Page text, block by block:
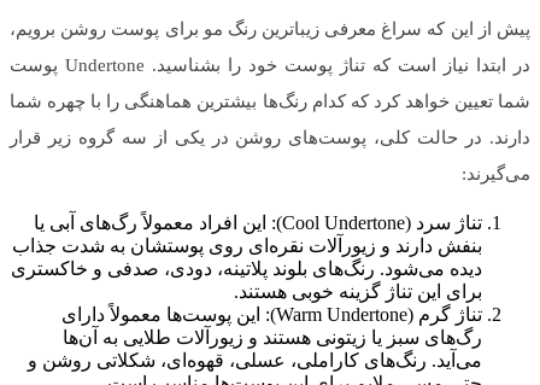
پیش از این که سراغ معرفی زیباترین رنگ مو برای پوست روشن برویم،
در ابتدا نیاز است که تناژ پوست خود را بشناسید. Undertone پوست
شما تعیین خواهد کرد که کدام رنگ‌ها بیشترین هماهنگی را با چهره شما
دارند. در حالت کلی، پوست‌های روشن در یکی از سه گروه زیر قرار
می‌گیرند:
تناژ سرد (Cool Undertone): این افراد معمولاً رگ‌های آبی یا
بنفش دارند و زیورآلات نقره‌ای روی پوستشان به شدت جذاب
دیده می‌شود. رنگ‌های بلوند پلاتینه، دودی، صدفی و خاکستری
برای این تناژ گزینه خوبی هستند.
تناژ گرم (Warm Undertone): این پوست‌ها معمولاً دارای
رگ‌های سبز یا زیتونی هستند و زیورآلات طلایی به آن‌ها
می‌آید. رنگ‌های کاراملی، عسلی، قهوه‌ای، شکلاتی روشن و